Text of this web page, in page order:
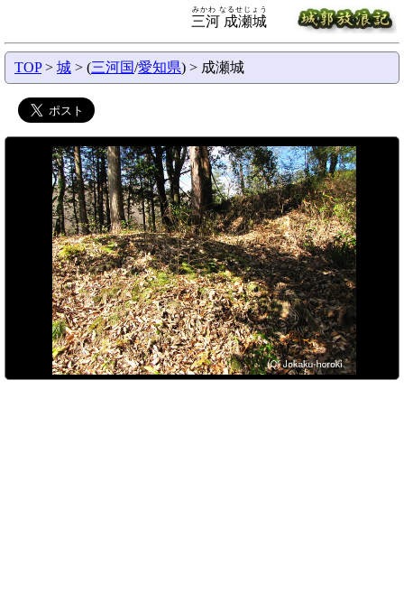
三河 成瀬城
みかわ なるせじょう
TOP> 城 > (三河国/愛知県) > 成瀬城